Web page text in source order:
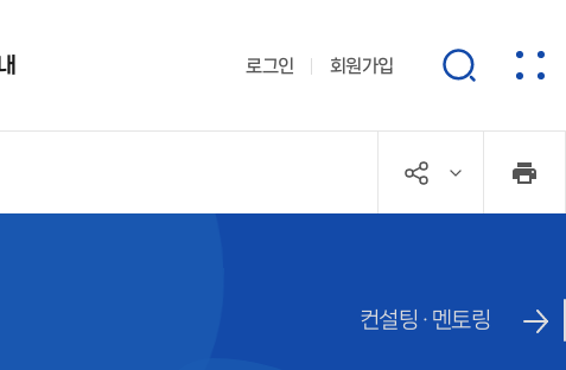
로그인 회원가입
컨설팅 · 멘토링